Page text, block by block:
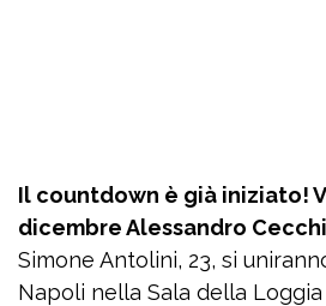
Il countdown è già iniziato!
dicembre Alessandro
Simone Antolini, 23, si
Napoli nella Sala della